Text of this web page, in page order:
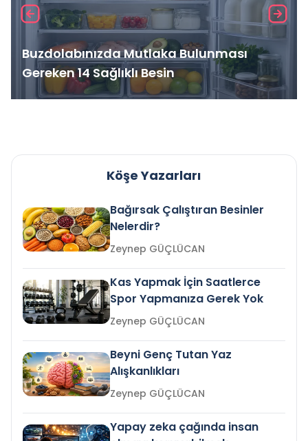
Buzdolabınızda Mutlaka Bulunması
Gereken 14 Sağlıklı Besin
Köşe Yazarları
Bağırsak Çalıştıran Besinler
Nelerdir?
Zeynep GÜÇLÜCAN
Kas Yapmak İçin Saatlerce
Spor Yapmanıza Gerek Yok
Zeynep GÜÇLÜCAN
Beyni Genç Tutan Yaz
Alışkanlıkları
Zeynep GÜÇLÜCAN
Yapay zeka çağında insan